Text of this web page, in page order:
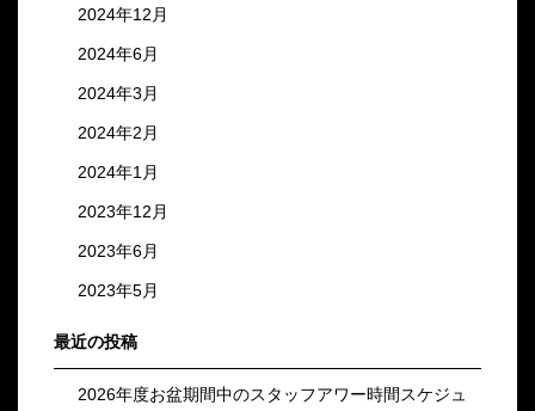
2024年12月
2024年6月
2024年3月
2024年2月
2024年1月
2023年12月
2023年6月
2023年5月
最近の投稿
2026年度お盆期間中のスタッフアワー時間スケジュ